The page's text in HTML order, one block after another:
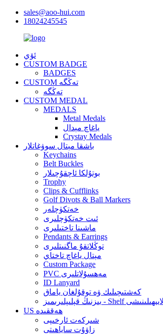
sales@aoo-hui.com
18024245545
ئۆي
CUSTOM BADGE
BADGES
CUSTOM تەڭگە
تەڭگە
CUSTOM MEDAL
MEDALS
Metal Medals
ياغاچ مېدال
Crystay Medals
باشقا مېتال سوۋغاتلار
Keychains
Belt Buckles
بوتۇلكا ئاچقۇچىلار
Trophy
Clips & Cufflinks
Golf Divots & Ball Markers
خەتكۈچلەر
ئىت خەتكۈچلىرى
ماشىنا تاختىلىرى
Pendants & Earrings
توڭلاتقۇ ماگنىتلىرى
مېتال ياغاچ تاختاي
Custom Package
PVC مەھسۇلاتلىرى
ID Lanyard
كەشتىچىلىك ۋە توقۇلغان ياماق
بىزنىڭ قېلىپلىرىمىز - Shelf لايىھىلىنىشى
US ھەققىدە
شىركەت ئارخىپى
زاۋۇت ساياھىتى